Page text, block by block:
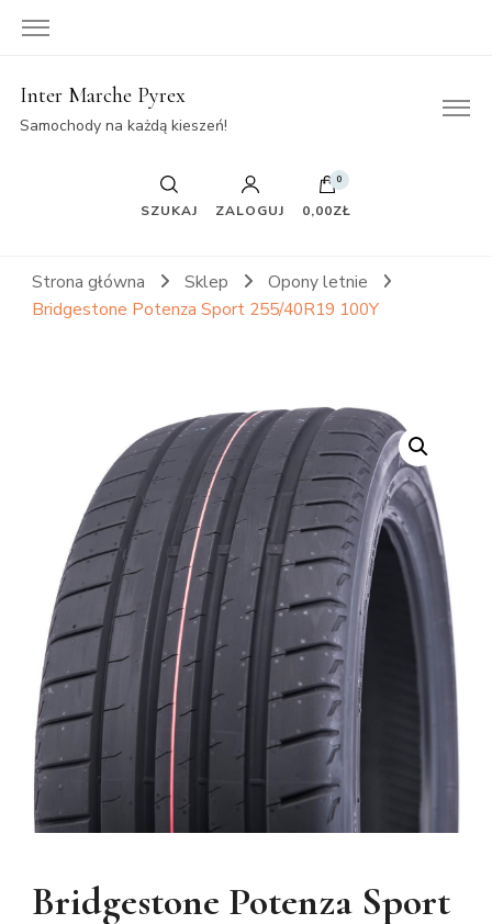
Inter Marche Pyrex
Samochody na każdą kieszeń!
SZUKAJ ZALOGUJ
0
0,00ZŁ
Strona główna Sklep
Opony letnie
Bridgestone Potenza Sport 255/40R19 100Y
Bridgestone Potenza Sport